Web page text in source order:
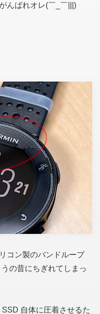
んばれオレ(￣_￣|||)
コン製のバンドループ
の昔にちぎれてしまっ
自体に圧着させるた